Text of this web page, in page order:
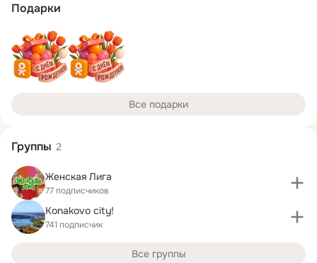
Подарки
Все подарки
Группы 2
Женская Лига
77 подписчиков
Konakovo city!
741 подписчик
Все группы